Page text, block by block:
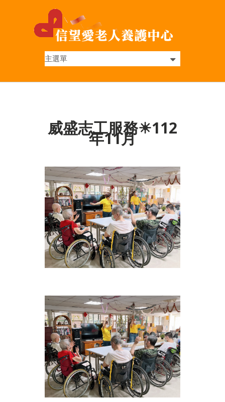
威盛志工服務☀112
年11月